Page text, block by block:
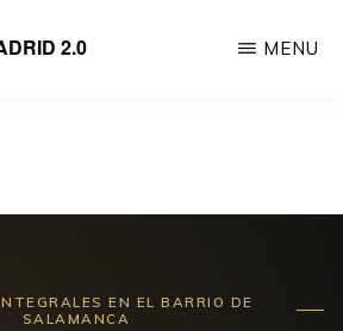
2.0
MENU
EN EL BARRIO DE
SALAMANCA